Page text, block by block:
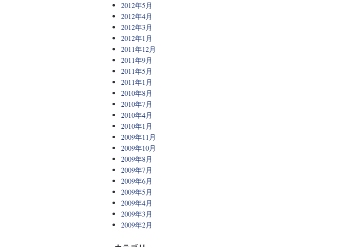
2012年5月
2012年4月
2012年3月
2012年1月
2011年12月
2011年9月
2011年5月
2011年1月
2010年8月
2010年7月
2010年4月
2010年1月
2009年11月
2009年10月
2009年8月
2009年7月
2009年6月
2009年5月
2009年4月
2009年3月
2009年2月